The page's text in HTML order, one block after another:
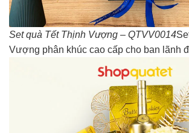
Set quà Tết Thịnh Vượng – QTVV0014
Vượng phân khúc cao cấp cho ban lãnh